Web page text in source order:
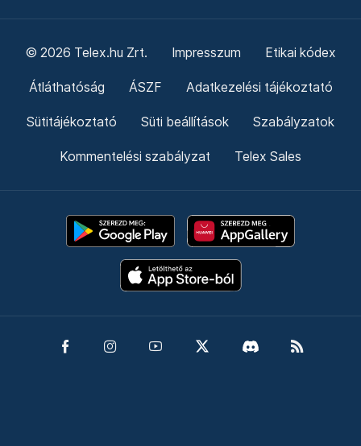
© 2026 Telex.hu Zrt. Impresszum Etikai kódex
Átláthatóság ÁSZF Adatkezelési tájékoztató
Sütitájékoztató Süti beállítások Szabályzatok
Kommentelési szabályzat Telex Sales